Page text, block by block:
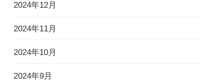
2024年12月
2024年11月
2024年10月
2024年9月